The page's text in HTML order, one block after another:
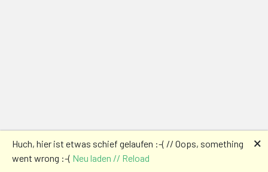
Huch, hier ist etwas schief gelaufen :-( // Oops, something
went wrong :-( Neu laden // Reload
🗙